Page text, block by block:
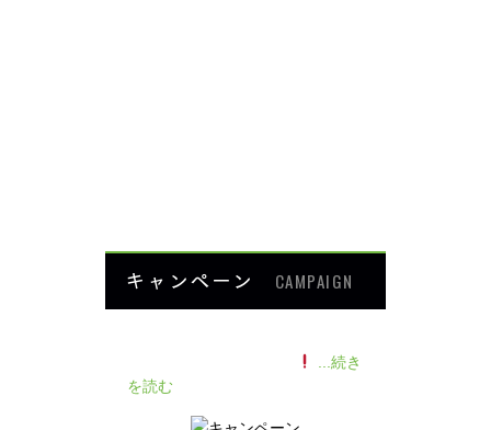
キャンペーン CAMPAIGN
...続き
を読む